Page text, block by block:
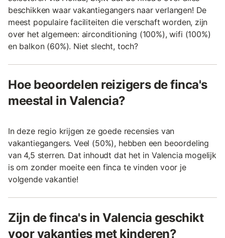
beschikken waar vakantiegangers naar verlangen! De
meest populaire faciliteiten die verschaft worden, zijn
over het algemeen: airconditioning (100%), wifi (100%)
en balkon (60%). Niet slecht, toch?
Hoe beoordelen reizigers de finca's
meestal in Valencia?
In deze regio krijgen ze goede recensies van
vakantiegangers. Veel (50%), hebben een beoordeling
van 4,5 sterren. Dat inhoudt dat het in Valencia mogelijk
is om zonder moeite een finca te vinden voor je
volgende vakantie!
Zijn de finca's in Valencia geschikt
voor vakanties met kinderen?